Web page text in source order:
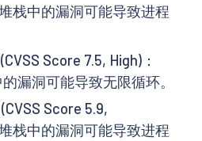
栈中的漏洞可能导致进程
Score 7.5, High)：
漏洞可能导致无限循环。
Score 5.9,
栈中的漏洞可能导致进程